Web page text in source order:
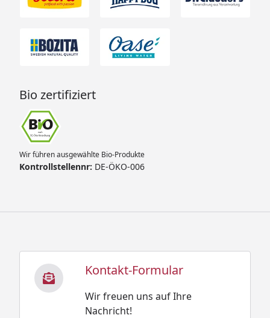
Bio zertifiziert
Wir führen ausgewählte Bio-Produkte
Kontrollstellennr: DE-ÖKO-006
Kontakt-Formular
Wir freuen uns auf Ihre
Nachricht!